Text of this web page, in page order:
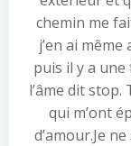
chemin me
j’en ai
puis il y a
l’âme dit
qui m’ont
d’amour.Je